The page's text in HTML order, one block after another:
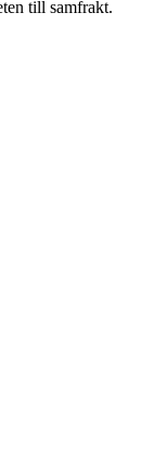
till samfrakt.